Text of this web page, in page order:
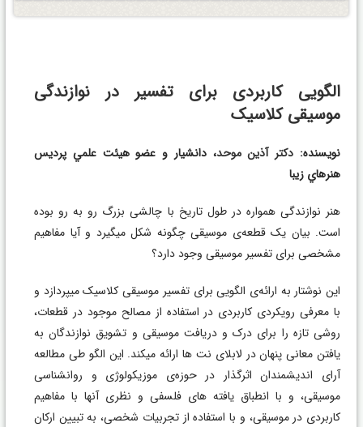
الگویی کاربردی برای تفسیر در نوازندگی
موسیقی کلاسیک
نويسنده: دكتر آذين موحد، دانشيار و عضو هيئت علمي پرديس
هنرهاي زيبا
هنر نوازندگی همواره در طول تاریخ با چالشی بزرگ رو به رو بوده
است. بیان یک قطعه‌‌ی موسیقی چگونه شکل میگیرد و آیا مفاهیم
مشخصی برای تفسیر موسیقی وجود دارد؟
این نوشتار به ارائه‌‌ی الگویی برای تفسير موسيقی کلاسیک ميپردازد و
با معرفی رویکردی کاربردی در استفاده از مصالح موجود در قطعات،
روشی تازه را برای درک و دریافت موسیقی و تشویق نوازندگان به
یافتن معانی پنهان در لابلای نت ها ارائه میکند. این الگو طی مطالعه
آرای اندیشمندان اثرگذار در حوزه‌ی موزیکولوژی و روانشناسی
موسیقی، و با انطباق یافته های فلسفی و نظری آنها با مفاهیم
کاربردی در موسیقی، و با استفاده از تجربیات شخصی، به تبیین ارکان